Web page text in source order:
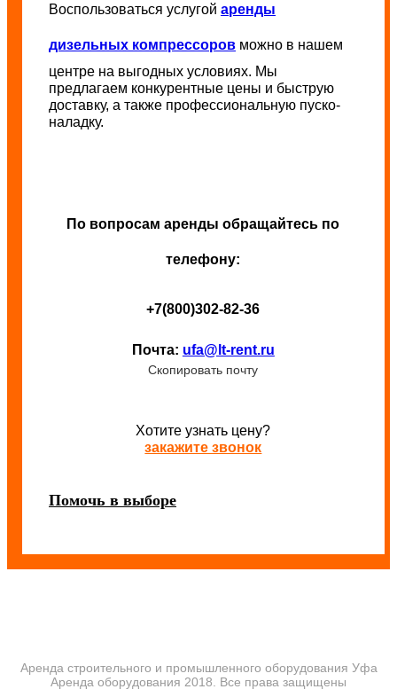
Воспользоваться услугой аренды
дизельных компрессоров можно в нашем
центре на выгодных условиях. Мы
предлагаем конкурентные цены и быструю
доставку, а также профессиональную пуско-
наладку.
По вопросам аренды обращайтесь по
телефону:
+7(800)302-82-36
Почта: ufa@lt-rent.ru
Скопировать почту
Хотите узнать цену?
закажите звонок
Помочь в выборе
Аренда строительного и промышленного оборудования Уфа
Аренда оборудования 2018. Все права защищены